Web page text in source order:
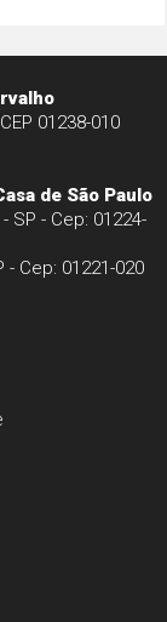
01238-010
de São Paulo
SP - Cep: 01224-
- Cep: 01221-020